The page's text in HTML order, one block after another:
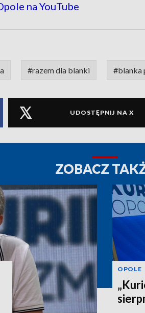
#razem dla blanki #blanka
UDOSTĘPNIJ NA X
ZOBACZ
OPOLE